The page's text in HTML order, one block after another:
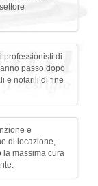
professionisti di
passo dopo
e notarili di fine
e
di locazione,
massima cura